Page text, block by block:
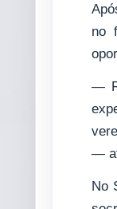
no
—
—
No